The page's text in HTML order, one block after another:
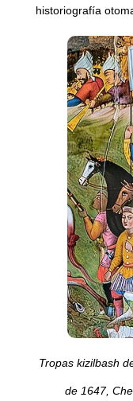
historiografía
Tropas kizilbash
de 1647,